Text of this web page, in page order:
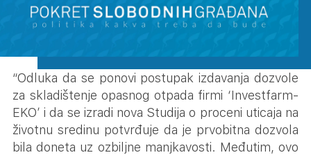
“Odluka da se ponovi postupak izdavanja dozvole
za skladištenje opasnog otpada firmi ‘Investfarm-
EKO’ i da se izradi nova Studija o proceni uticaja na
životnu sredinu potvrđuje da je prvobitna dozvola
bila doneta uz ozbiljne manjkavosti. Međutim, ovo